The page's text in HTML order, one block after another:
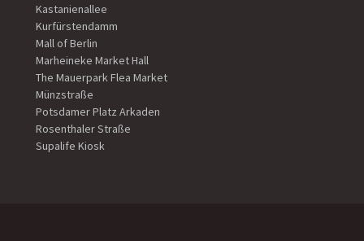
Kastanienallee
Kurfürstendamm
Mall of Berlin
Marheineke Market Hall
The Mauerpark Flea Market
Münzstraße
Potsdamer Platz Arkaden
Rosenthaler Straße
Supalife Kiosk